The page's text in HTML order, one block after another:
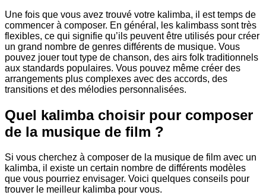
Une fois que vous avez trouvé votre kalimba, il est temps de
commencer à composer. En général, les kalimbass sont très
flexibles, ce qui signifie qu’ils peuvent être utilisés pour créer
un grand nombre de genres différents de musique. Vous
pouvez jouer tout type de chanson, des airs folk traditionnels
aux standards populaires. Vous pouvez même créer des
arrangements plus complexes avec des accords, des
transitions et des mélodies personnalisées.
Quel kalimba choisir pour composer
de la musique de film ?
Si vous cherchez à composer de la musique de film avec un
kalimba, il existe un certain nombre de différents modèles
que vous pourriez envisager. Voici quelques conseils pour
trouver le meilleur kalimba pour vous.